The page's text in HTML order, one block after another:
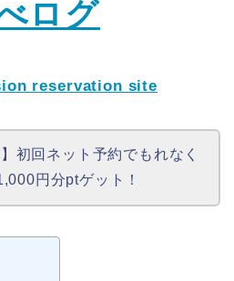
ログ
reservation site
】初回ネット予約でもれなく
円分ptゲット！